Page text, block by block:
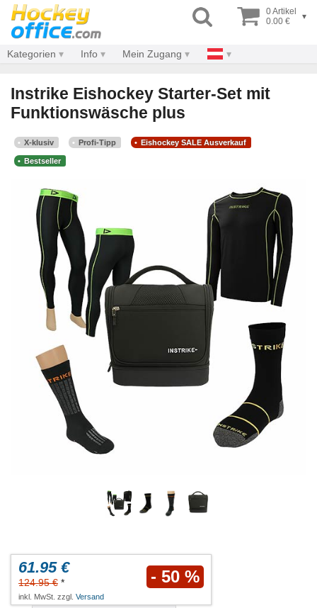
0 Artikel
0.00 €
▾
Kategorien Info Mein Zugang
Instrike Eishockey Starter-Set mit
Funktionswäsche plus
X-klusiv Profi-Tipp Eishockey SALE Ausverkauf
Bestseller
61.95 €
124.95 € * - 50 %
inkl. MwSt. zzgl. Versand